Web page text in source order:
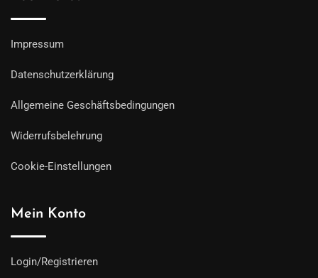
Impressum
Datenschutzerklärung
Allgemeine Geschäftsbedingungen
Widerrufsbelehrung
Cookie-Einstellungen
Mein Konto
Login/Registrieren